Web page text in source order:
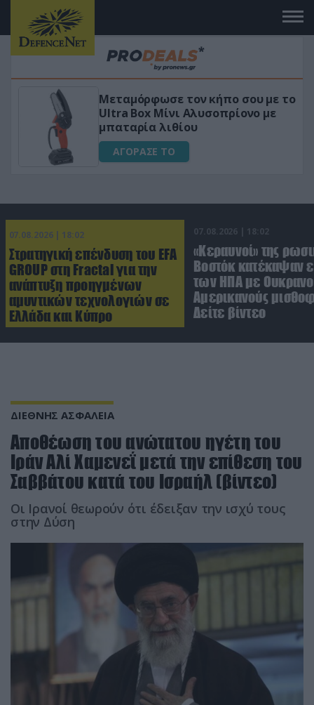
«Μαγική» φόρμουλα τριβόλι + VIP
για αύξηση της λίμπιντο
ΑΓΟΡΑΣΕ ΤΟ
07.08.2026 | 18:02
Στρατηγική επένδυση του EFA
GROUP στη Fractal για την
ανάπτυξη προηγμένων
αμυντικών τεχνολογιών σε
Ελλάδα και Κύπρο
07.08.2026 | 18:02
«Κεραυνοί» της
Βοστόκ κατέκαψαν
των ΗΠΑ με
Αμερικανούς
Δείτε βίντεο
ΔΙΕΘΝΗΣ ΑΣΦΑΛΕΙΑ
Αποθέωση του ανώτατου ηγέτη του
Ιράν Αλί Χαμενεΐ μετά την επίθεση του
Σαββάτου κατά του Ισραήλ (βίντεο)
Οι Ιρανοί θεωρούν ότι έδειξαν την ισχύ τους
στην Δύση